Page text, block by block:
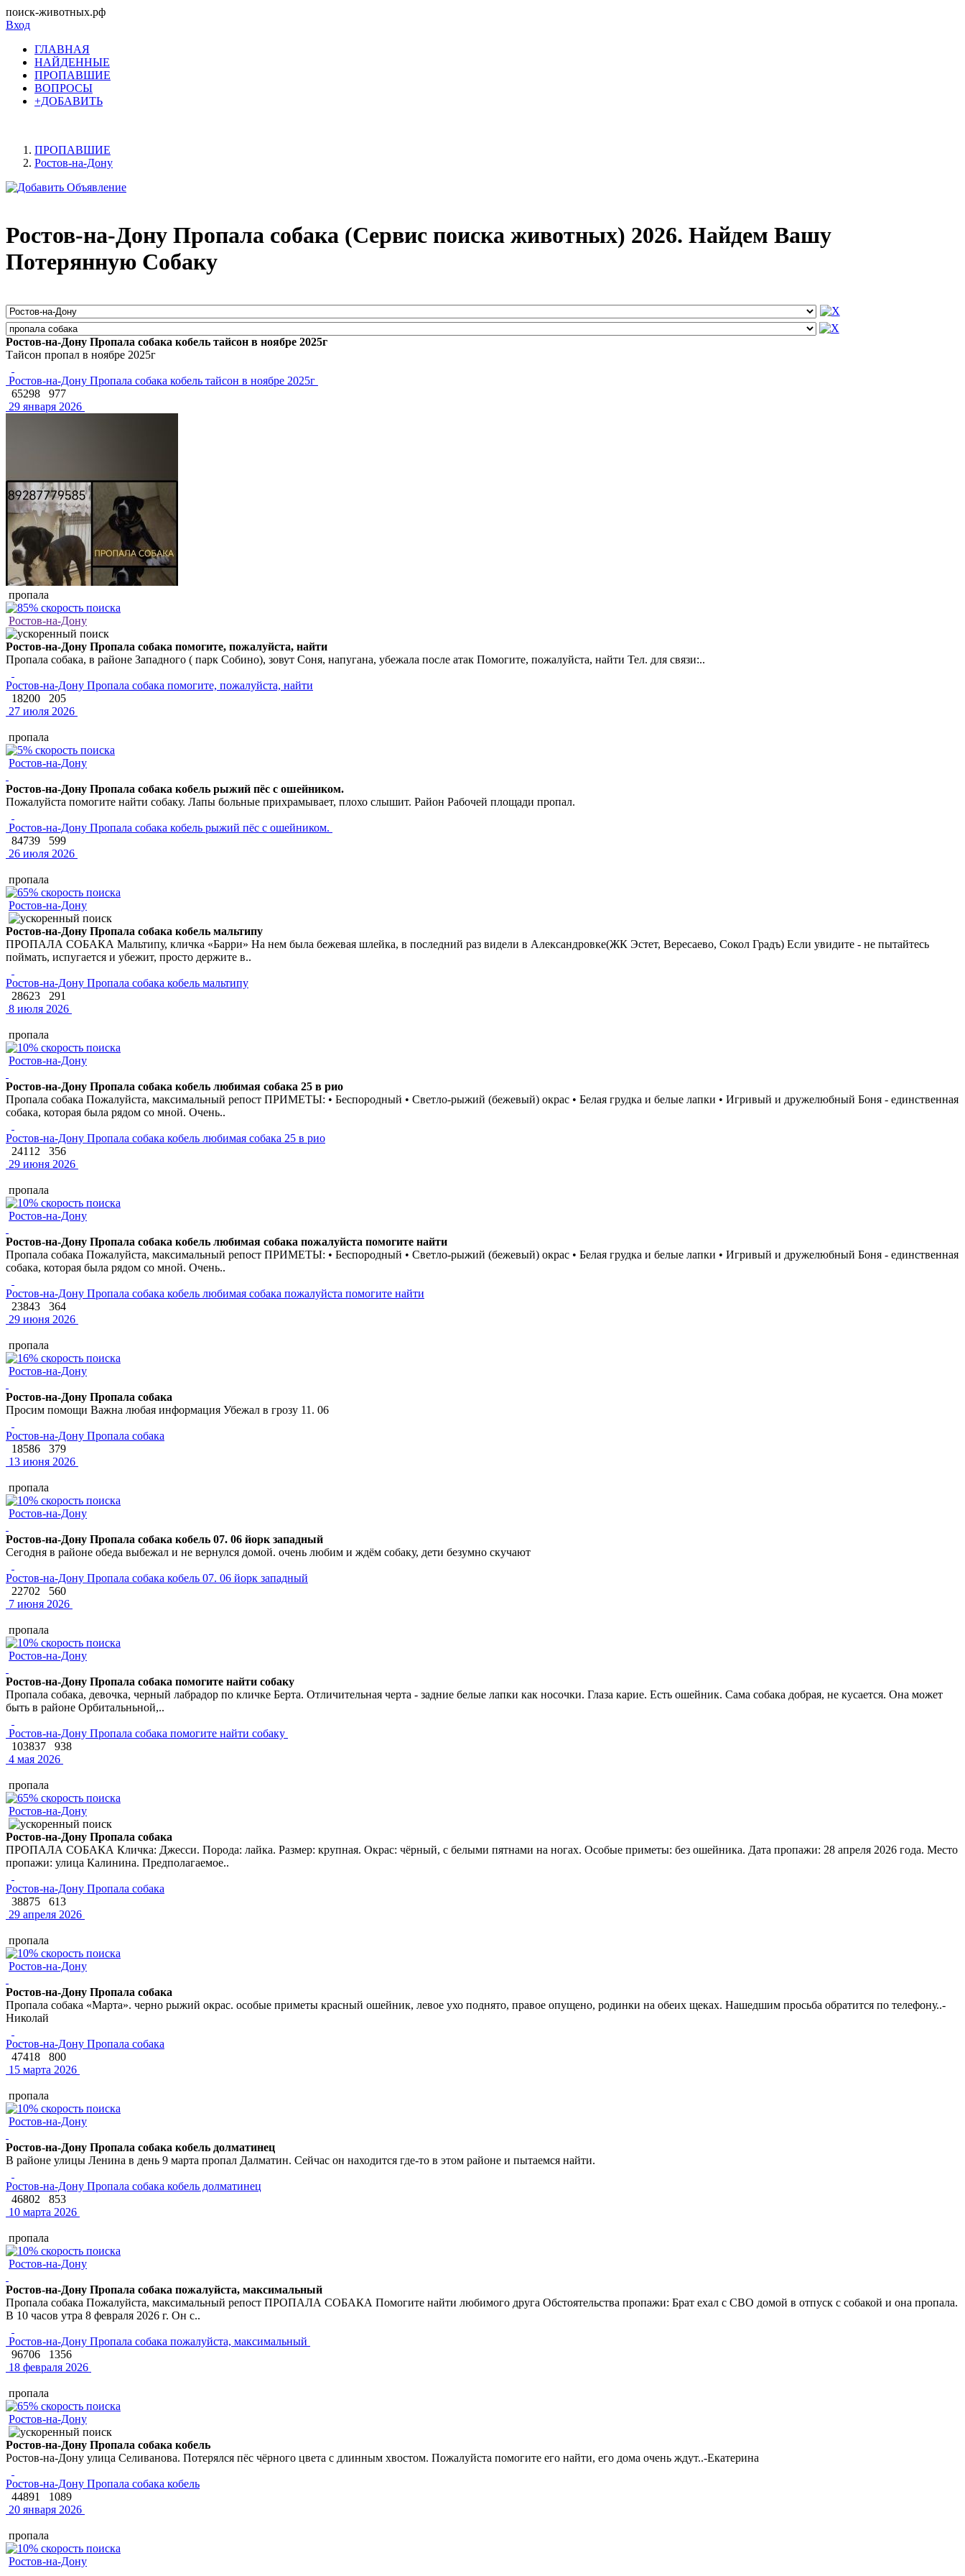
поиск-животных.рф
Вход
ГЛАВНАЯ
НАЙДЕННЫЕ
ПРОПАВШИЕ
ВОПРОСЫ
+ДОБАВИТЬ
ПРОПАВШИЕ
Ростов-на-Дону
Ростов-на-Дону Пропала собака (Сервис поиска животных) 2026. Найдем Вашу
Потерянную Собаку
Ростов-на-Дону Пропала собака кобель тайсон в ноябре 2025г
Тайсон пропал в ноябре 2025г
Ростов-на-Дону Пропала собака кобель тайсон в ноябре 2025г
65298
977
29 января 2026
пропала
Ростов-на-Дону
Ростов-на-Дону Пропала собака помогите, пожалуйста, найти
Пропала собака, в районе Западного ( парк Собино), зовут Соня, напугана, убежала после атак Помогите, пожалуйста, найти Тел. для связи:..
Ростов-на-Дону Пропала собака помогите, пожалуйста, найти
18200
205
27 июля 2026
пропала
Ростов-на-Дону
Ростов-на-Дону Пропала собака кобель рыжий пёс с ошейником.
Пожалуйста помогите найти собаку. Лапы больные прихрамывает, плохо слышит. Район Рабочей площади пропал.
Ростов-на-Дону Пропала собака кобель рыжий пёс с ошейником.
84739
599
26 июля 2026
пропала
Ростов-на-Дону
Ростов-на-Дону Пропала собака кобель мальтипу
ПРОПАЛА СОБАКА Мальтипу, кличка «Барри» На нем была бежевая шлейка, в последний раз видели в Александровке(ЖК Эстет, Вересаево, Сокол Градъ) Если увидите - не пытайтесь
поймать, испугается и убежит, просто держите в..
Ростов-на-Дону Пропала собака кобель мальтипу
28623
291
8 июля 2026
пропала
Ростов-на-Дону
Ростов-на-Дону Пропала собака кобель любимая собака 25 в рио
Пропала собака Пожалуйста, максимальный репост ПРИМЕТЫ: • Беспородный • Светло-рыжий (бежевый) окрас • Белая грудка и белые лапки • Игривый и дружелюбный Боня - единственная
собака, которая была рядом со мной. Очень..
Ростов-на-Дону Пропала собака кобель любимая собака 25 в рио
24112
356
29 июня 2026
пропала
Ростов-на-Дону
Ростов-на-Дону Пропала собака кобель любимая собака пожалуйста помогите найти
Пропала собака Пожалуйста, максимальный репост ПРИМЕТЫ: • Беспородный • Светло-рыжий (бежевый) окрас • Белая грудка и белые лапки • Игривый и дружелюбный Боня - единственная
собака, которая была рядом со мной. Очень..
Ростов-на-Дону Пропала собака кобель любимая собака пожалуйста помогите найти
23843
364
29 июня 2026
пропала
Ростов-на-Дону
Ростов-на-Дону Пропала собака
Просим помощи Важна любая информация Убежал в грозу 11. 06
Ростов-на-Дону Пропала собака
18586
379
13 июня 2026
пропала
Ростов-на-Дону
Ростов-на-Дону Пропала собака кобель 07. 06 йорк западный
Сегодня в районе обеда выбежал и не вернулся домой. очень любим и ждём собаку, дети безумно скучают
Ростов-на-Дону Пропала собака кобель 07. 06 йорк западный
22702
560
7 июня 2026
пропала
Ростов-на-Дону
Ростов-на-Дону Пропала собака помогите найти собаку
Пропала собака, девочка, черный лабрадор по кличке Берта. Отличительная черта - задние белые лапки как носочки. Глаза карие. Есть ошейник. Сама собака добрая, не кусается. Она может
быть в районе Орбитальньной,..
Ростов-на-Дону Пропала собака помогите найти собаку
103837
938
4 мая 2026
пропала
Ростов-на-Дону
Ростов-на-Дону Пропала собака
ПРОПАЛА СОБАКА Кличка: Джесси. Порода: лайка. Размер: крупная. Окрас: чёрный, с белыми пятнами на ногах. Особые приметы: без ошейника. Дата пропажи: 28 апреля 2026 года. Место
пропажи: улица Калинина. Предполагаемое..
Ростов-на-Дону Пропала собака
38875
613
29 апреля 2026
пропала
Ростов-на-Дону
Ростов-на-Дону Пропала собака
Пропала собака «Марта». черно рыжий окрас. особые приметы красный ошейник, левое ухо поднято, правое опущено, родинки на обеих щеках. Нашедшим просьба обратится по телефону..-
Николай
Ростов-на-Дону Пропала собака
47418
800
15 марта 2026
пропала
Ростов-на-Дону
Ростов-на-Дону Пропала собака кобель долматинец
В районе улицы Ленина в день 9 марта пропал Далматин. Сейчас он находится где-то в этом районе и пытаемся найти.
Ростов-на-Дону Пропала собака кобель долматинец
46802
853
10 марта 2026
пропала
Ростов-на-Дону
Ростов-на-Дону Пропала собака пожалуйста, максимальный
Пропала собака Пожалуйста, максимальный репост ПРОПАЛА СОБАКА Помогите найти любимого друга Обстоятельства пропажи: Брат ехал с СВО домой в отпуск с собакой и она пропала.
В 10 часов утра 8 февраля 2026 г. Он с..
Ростов-на-Дону Пропала собака пожалуйста, максимальный
96706
1356
18 февраля 2026
пропала
Ростов-на-Дону
Ростов-на-Дону Пропала собака кобель
Ростов-на-Дону улица Селиванова. Потерялся пёс чёрного цвета с длинным хвостом. Пожалуйста помогите его найти, его дома очень ждут..-Екатерина
Ростов-на-Дону Пропала собака кобель
44891
1089
20 января 2026
пропала
Ростов-на-Дону